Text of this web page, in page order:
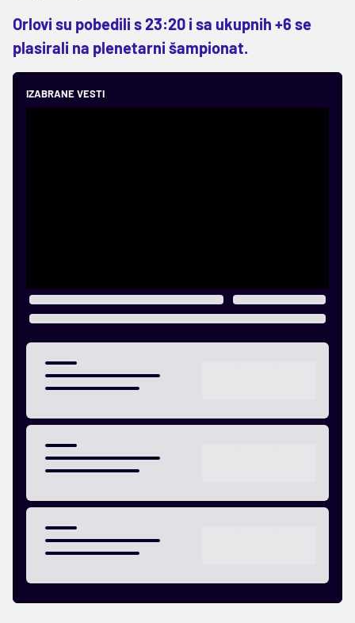
Orlovi su pobedili s 23:20 i sa ukupnih +6 se
plasirali na plenetarni šampionat.
IZABRANE VESTI